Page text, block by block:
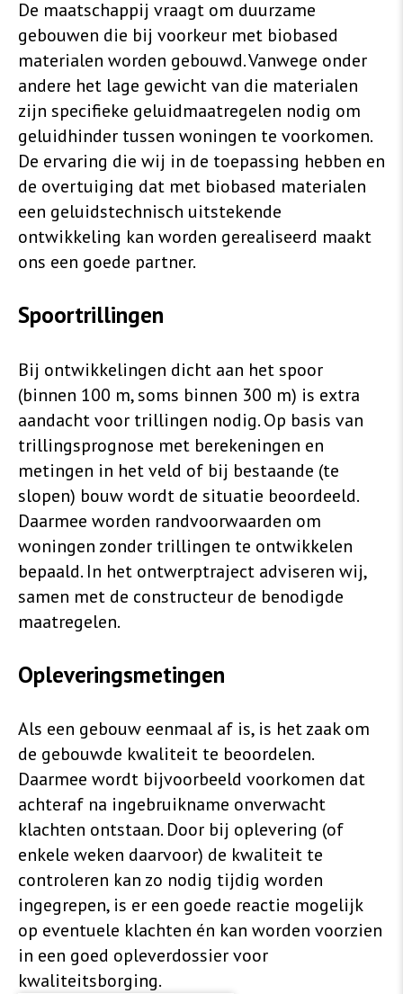
De maatschappij vraagt om duurzame
gebouwen die bij voorkeur met biobased
materialen worden gebouwd. Vanwege onder
andere het lage gewicht van die materialen
zijn specifieke geluidmaatregelen nodig om
geluidhinder tussen woningen te voorkomen.
De ervaring die wij in de toepassing hebben en
de overtuiging dat met biobased materialen
een geluidstechnisch uitstekende
ontwikkeling kan worden gerealiseerd maakt
ons een goede partner.
Spoortrillingen
Bij ontwikkelingen dicht aan het spoor
(binnen 100 m, soms binnen 300 m) is extra
aandacht voor trillingen nodig. Op basis van
trillingsprognose met berekeningen en
metingen in het veld of bij bestaande (te
slopen) bouw wordt de situatie beoordeeld.
Daarmee worden randvoorwaarden om
woningen zonder trillingen te ontwikkelen
bepaald. In het ontwerptraject adviseren wij,
samen met de constructeur de benodigde
maatregelen.
Opleveringsmetingen
Als een gebouw eenmaal af is, is het zaak om
de gebouwde kwaliteit te beoordelen.
Daarmee wordt bijvoorbeeld voorkomen dat
achteraf na ingebruikname onverwacht
klachten ontstaan. Door bij oplevering (of
enkele weken daarvoor) de kwaliteit te
controleren kan zo nodig tijdig worden
ingegrepen, is er een goede reactie mogelijk
op eventuele klachten én kan worden voorzien
in een goed opleverdossier voor
kwaliteitsborging.